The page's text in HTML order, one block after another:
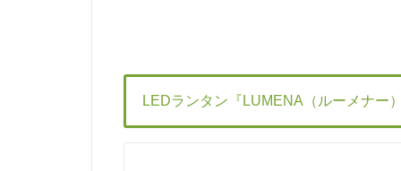
LEDランタン『LUMENA（ルーメナー